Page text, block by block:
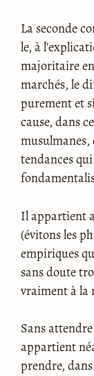
La seconde
le, à
majoritaire en
marchés, le
purement et
cause, dans
musulmanes,
tendances
Il appartient
(évitons les
empiriques
sans doute
vraiment à la
Sans
appartient
prendre,